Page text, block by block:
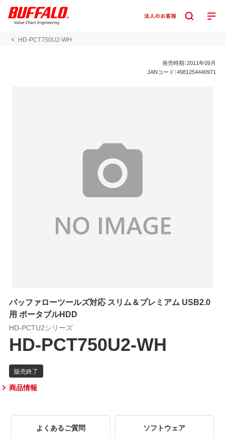
HD-PCT750U2-WH
発売時期：2011年09月
JANコード：4981254440971
バッファローツールズ対応 スリム＆プレミアム USB2.0
用 ポータブルHDD
HD-PCTU2シリーズ
HD-PCT750U2-WH
商品情報
よくあるご質問 ソフトウェア